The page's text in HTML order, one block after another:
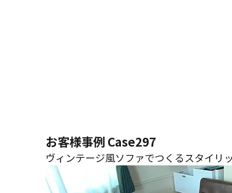
お客様事例 Case297
ヴィンテージ風ソファでつくるスタイリ